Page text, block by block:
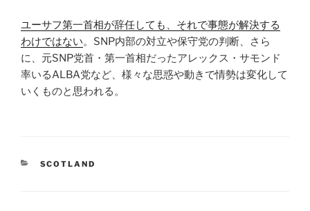
ユーサフ第一首相が辞任しても、それで事態が解決する
わけではない。SNP内部の対立や保守党の判断、さら
に、元SNP党首・第一首相だったアレックス・サモンド
率いるALBA党など、様々な思惑や動きで情勢は変化して
いくものと思われる。
CATEGORIES
SCOTLAND